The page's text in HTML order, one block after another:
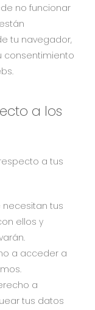
no funcionar
tu navegador,
consentimiento
a los
a tus
tus
ellos y
a acceder a
a
tus datos